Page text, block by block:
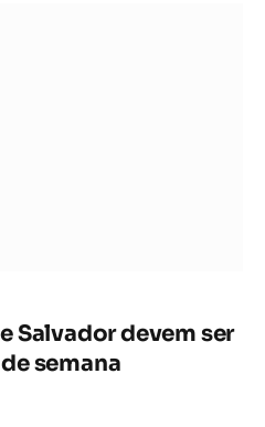
Salvador devem ser
semana